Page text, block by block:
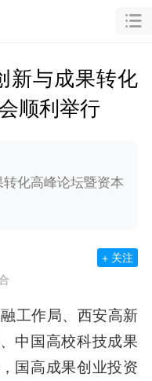
新与成果转化
顺利举行
化高峰论坛暨资本
+ 关注
工作局、西安高新
中国高校科技成果
国高成果创业投资